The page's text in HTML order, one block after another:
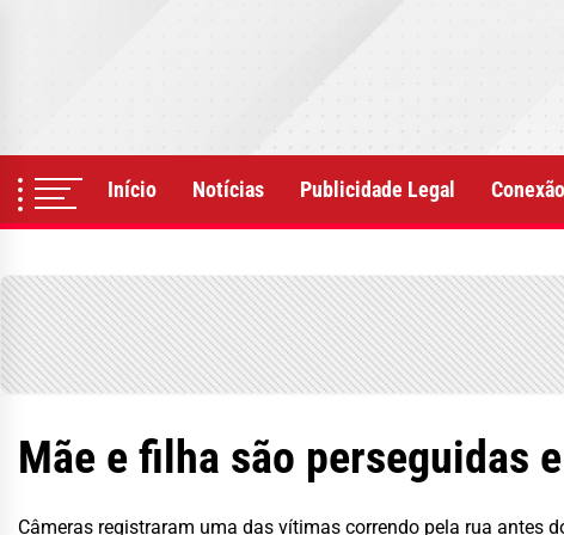
Início Notícias Publicidade Legal
Mãe e filha são perseguidas
Câmeras registraram uma das vítimas correndo pela rua antes